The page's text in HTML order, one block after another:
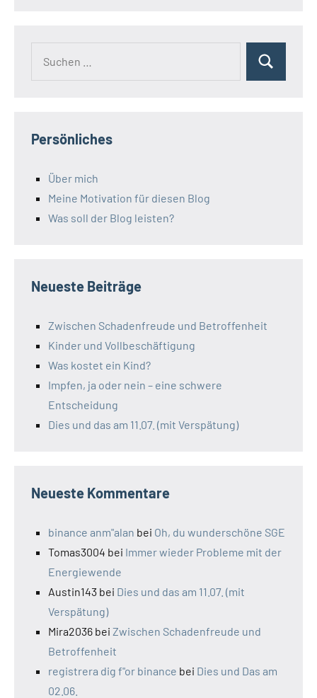
Suchen
Persönliches
Über mich
Meine Motivation für diesen Blog
Was soll der Blog leisten?
Neueste Beiträge
Zwischen Schadenfreude und Betroffenheit
Kinder und Vollbeschäftigung
Was kostet ein Kind?
Impfen, ja oder nein – eine schwere
Entscheidung
Dies und das am 11.07. (mit Verspätung)
Neueste Kommentare
binance anm"alan bei Oh, du wunderschöne SGE
Tomas3004 bei Immer wieder Probleme mit der
Energiewende
Austin143 bei Dies und das am 11.07. (mit
Verspätung)
Mira2036 bei Zwischen Schadenfreude und
Betroffenheit
registrera dig f"or binance bei Dies und Das am
02.06.